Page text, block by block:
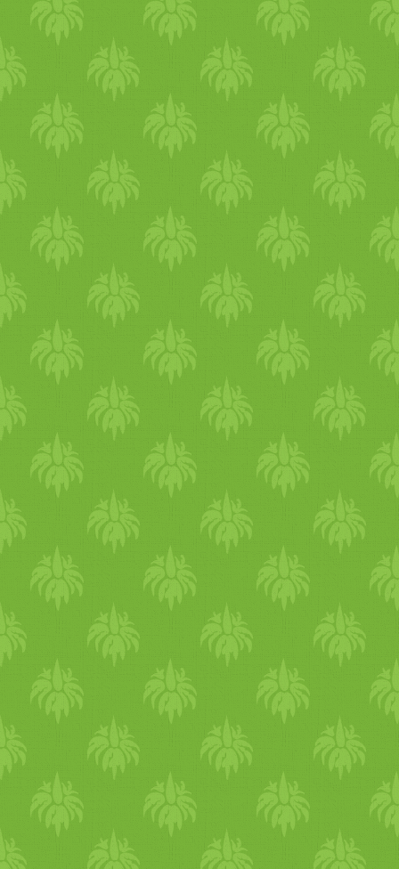
folyamatok a szervezetedben
22:00-kor indulnak el. A
lefekvés mentálisan és
fizikálisan is meg fog
gyengíti az idegrendszert és
az immunrendszert, depire
hajlamosabbá tesz, rontja az
emésztésed hatékonyságát,
csökkenti az energiaszinted,
rontja a hormonrendszered
állapotát, etc.. Végezz reggel
olajos önmasszázst
zuhanyozás előtt. Ez nem
csak a bőrödet segít
rugalmasan tartani és védeni
a hidegtől, de jótékony az
idegrendszeredre,
hormonrendszeredre,